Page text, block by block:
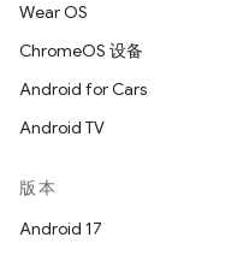
Wear OS
ChromeOS 设备
Android for Cars
Android TV
版本
Android 17